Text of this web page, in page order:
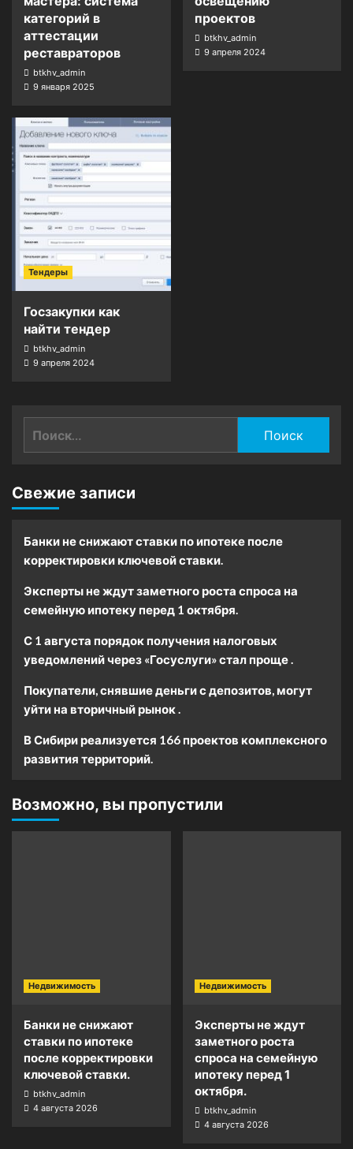
категорий в
аттестации
реставраторов
btkhv_admin
9 января 2025
проектов
btkhv_admin
9 апреля 2024
Тендеры
Госзакупки как
найти тендер
btkhv_admin
9 апреля 2024
Свежие записи
Банки не снижают ставки по ипотеке после
корректировки ключевой ставки.
Эксперты не ждут заметного роста спроса на
семейную ипотеку перед 1 октября.
С 1 августа порядок получения налоговых
уведомлений через «Госуслуги» стал проще .
Покупатели, снявшие деньги с депозитов, могут
уйти на вторичный рынок .
В Сибири реализуется 166 проектов комплексного
развития территорий.
Возможно, вы пропустили
Недвижимость
Банки не снижают
ставки по ипотеке
после корректировки
ключевой ставки.
btkhv_admin
4 августа 2026
Недвижимость
Эксперты не ждут
заметного роста
спроса на семейную
ипотеку перед 1
октября.
btkhv_admin
4 августа 2026